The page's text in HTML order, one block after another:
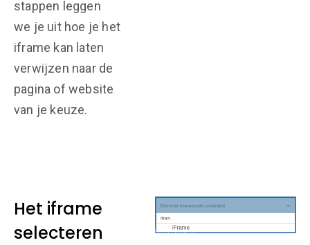
stappen leggen
we je uit hoe je het
iframe kan laten
verwijzen naar de
pagina of website
van je keuze.
Het iframe
selecteren